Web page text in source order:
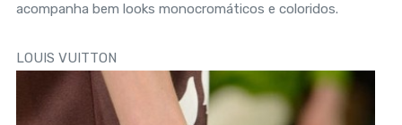
acompanha bem looks monocromáticos e coloridos.
LOUIS VUITTON